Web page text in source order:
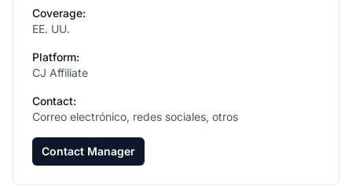
Coverage:
EE. UU.
Platform:
CJ Affiliate
Contact:
Correo electrónico, redes sociales, otros
Contact Manager